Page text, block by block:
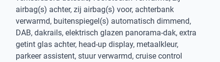
airbag(s) achter, zij airbag(s) voor, achterbank
verwarmd, buitenspiegel(s) automatisch dimmend,
DAB, dakrails, elektrisch glazen panorama-dak, extra
getint glas achter, head-up display, metaalkleur,
parkeer assistent, stuur verwarmd, cruise control